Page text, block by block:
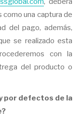
una captura de
del pago, además,
se realizado esta
con la
del producto o
por defectos de la